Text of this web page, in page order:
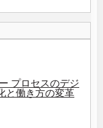
プロセスのデジ
と働き方の変革